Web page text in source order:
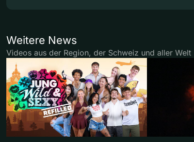
Weitere News
Videos aus der Region, der Schweiz und aller Welt